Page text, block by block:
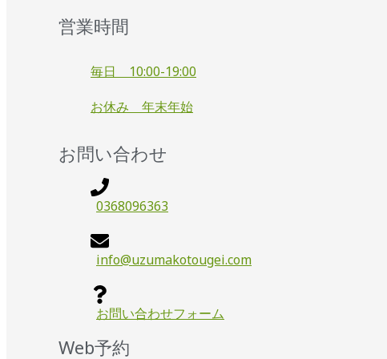
営業時間
毎日 10:00-19:00
お休み 年末年始
お問い合わせ
0368096363
info@uzumakotougei.com
お問い合わせフォーム
Web予約